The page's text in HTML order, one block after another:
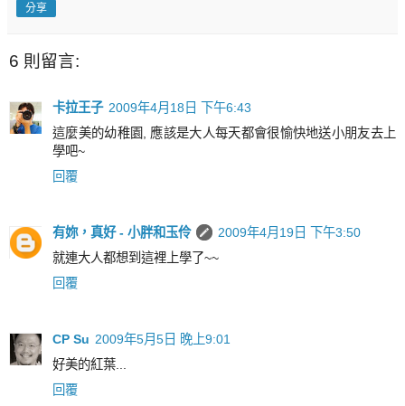
分享
6 則留言:
卡拉王子 2009年4月18日 下午6:43
這麼美的幼稚園, 應該是大人每天都會很愉快地送小朋友去上
學吧~
回覆
有妳，真好 - 小胖和玉伶
2009年4月19日 下午3:50
就連大人都想到這裡上學了~~
回覆
CP Su 2009年5月5日 晚上9:01
好美的紅葉...
回覆